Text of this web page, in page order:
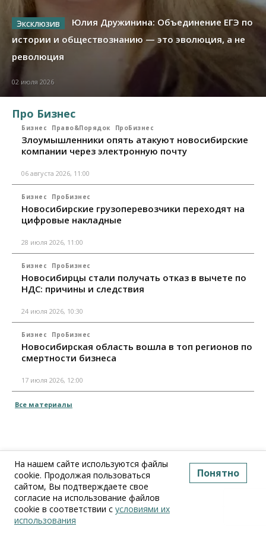
Юлия Дружинина: Объединение ЕГЭ по
истории и обществознанию — это эволюция, а не
революция
02 июля 2026
Про Бизнес
Бизнес Право&Порядок ПроБизнес
Злоумышленники опять атакуют новосибирские
компании через электронную почту
06 августа 2026, 11:00
Бизнес ПроБизнес
Новосибирские грузоперевозчики переходят на
цифровые накладные
28 июля 2026, 11:00
Бизнес ПроБизнес
Новосибирцы стали получать отказ в вычете по
НДС: причины и следствия
24 июля 2026, 10:30
Бизнес ПроБизнес
Новосибирская область вошла в топ регионов по
смертности бизнеса
17 июля 2026, 12:00
Все материалы
На нашем сайте используются файлы
cookie. Продолжая пользоваться
сайтом, Вы подтверждаете свое
согласие на использование файлов
cookie в соответствии с условиями их
использования
Понятно